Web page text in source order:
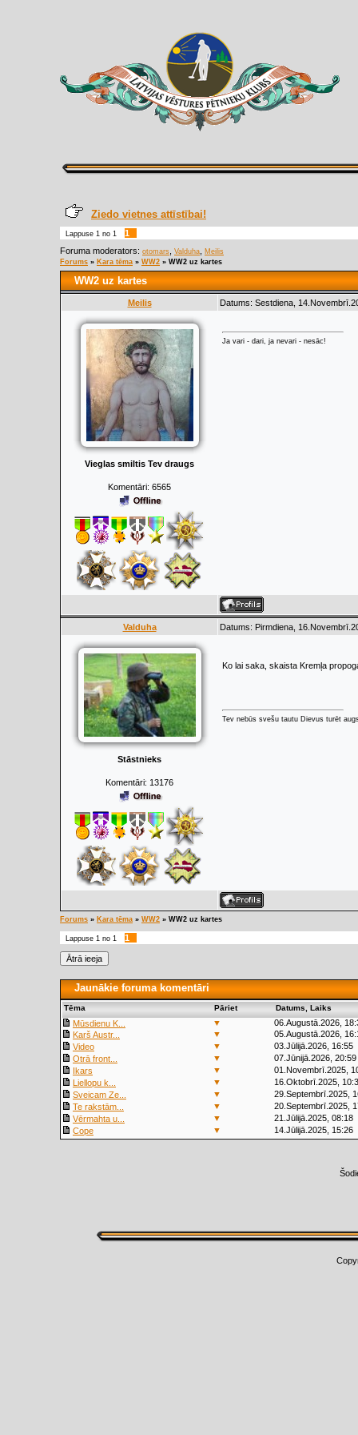
Ziedo vietnes attīstībai!
Lappuse 1 no 1
1
Foruma moderators: otomars Valduha
Meilis
Forums » Kara tēma » WW2 » WW2 uz kartes
WW2 uz kartes
Meilis Datums: Sestdiena,
Vieglas smiltis Tev draugs
Komentāri: 6565
Ja vari - dari, ja nevari - nesāc!
Valduha Datums: Pirmdiena,
Stāstnieks
Komentāri: 13176
Ko lai saka, skaista Kremļa
Tev nebūs svešu tautu Dievus turēt
Forums » Kara tēma » WW2 » WW2 uz kartes
Lappuse 1 no 1 1
Jaunākie foruma komentāri
Tēma Pāriet Datums, Laiks
Mūsdienu K... ▼
06.Augustā.2026,
Karš Austr...
▼
05.Augustā.2026,
Video
▼
03.Jūlijā.2026, 16:55
Otrā front...
▼
07.Jūnijā.2026, 20:59
Ikars
▼
01.Novembrī.2025,
Liellopu k...
▼
16.Oktobrī.2025,
Sveicam Ze...
▼
29.Septembrī.2025,
Te rakstām...
▼
20.Septembrī.2025,
Vērmahta u...
▼
21.Jūlijā.2025, 08:18
Cope
▼ 14.Jūlijā.2025, 15:26